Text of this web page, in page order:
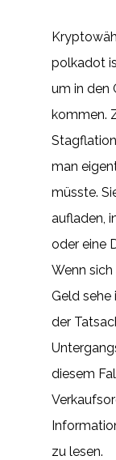
polkadot
um in den
kommen.
man
müsste.
aufladen,
oder eine
Wenn
Geld sehe
der
diesem
zu lesen.